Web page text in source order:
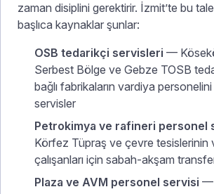
zaman disiplini gerektirir. İzmit’te bu
başlıca kaynaklar şunlar:
OSB tedarikçi servisleri —
Serbest Bölge ve Gebze TOSB
bağlı fabrikaların vardiya
servisler
Petrokimya ve rafineri personel
Körfez Tüpraş ve çevre tesislerinin
çalışanları için sabah-akşam
Plaza ve AVM personel servisi —